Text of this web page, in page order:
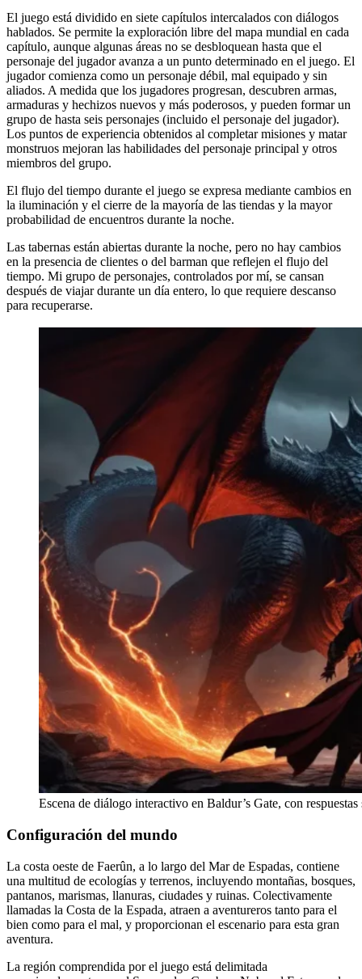
El juego está dividido en siete capítulos intercalados con diálogos
hablados. Se permite la exploración libre del mapa mundial en cada
capítulo, aunque algunas áreas no se desbloquean hasta que el
personaje del jugador avanza a un punto determinado en el juego. El
jugador comienza como un personaje débil, mal equipado y sin
aliados. A medida que los jugadores progresan, descubren armas,
armaduras y hechizos nuevos y más poderosos, y pueden formar un
grupo de hasta seis personajes (incluido el personaje del jugador).
Los puntos de experiencia obtenidos al completar misiones y matar
monstruos mejoran las habilidades del personaje principal y otros
miembros del grupo.
El flujo del tiempo durante el juego se expresa mediante cambios en
la iluminación y el cierre de la mayoría de las tiendas y la mayor
probabilidad de encuentros durante la noche.
Las tabernas están abiertas durante la noche, pero no hay cambios
en la presencia de clientes o del barman que reflejen el flujo del
tiempo. Mi grupo de personajes, controlados por mí, se cansan
después de viajar durante un día entero, lo que requiere descanso
para recuperarse.
Escena de diálogo interactivo en Baldur’s Gate, con
Configuración del mundo
La costa oeste de Faerûn, a lo largo del Mar de Espadas, contiene
una multitud de ecologías y terrenos, incluyendo montañas, bosques,
pantanos, marismas, llanuras, ciudades y ruinas. Colectivamente
llamadas la Costa de la Espada, atraen a aventureros tanto para el
bien como para el mal, y proporcionan el escenario para esta gran
aventura.
La región comprendida por el juego está delimitada